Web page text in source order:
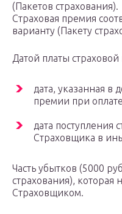
(Пакетов страхования).
Страховая премия
варианту (Пакету
Датой платы
дата, указанная в
премии при
дата поступления
Страховщика в
Часть убытков (5000
страхования),
Страховщиком.